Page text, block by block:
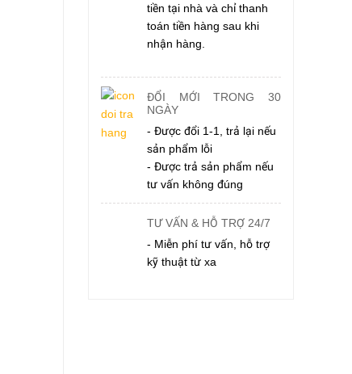
tiền tại nhà và chỉ thanh
toán tiền hàng sau khi
nhận hàng.
ĐỔI MỚI TRONG 30
NGÀY
- Được đổi 1-1, trả lại nếu
sản phẩm lỗi
- Được trả sản phẩm nếu
tư vấn không đúng
TƯ VẤN & HỖ TRỢ 24/7
- Miễn phí tư vấn, hỗ trợ
kỹ thuật từ xa